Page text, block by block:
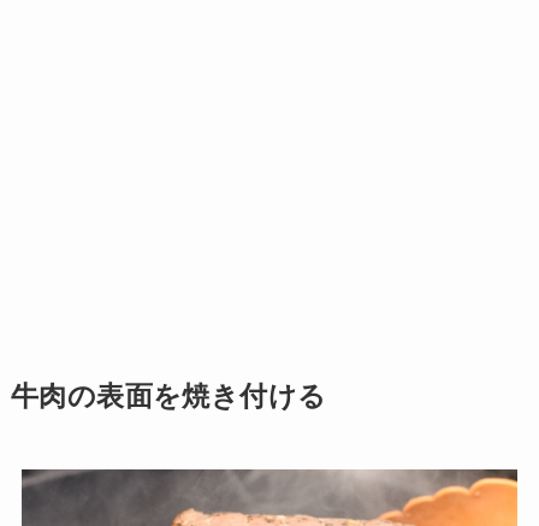
牛肉の表面を焼き付ける